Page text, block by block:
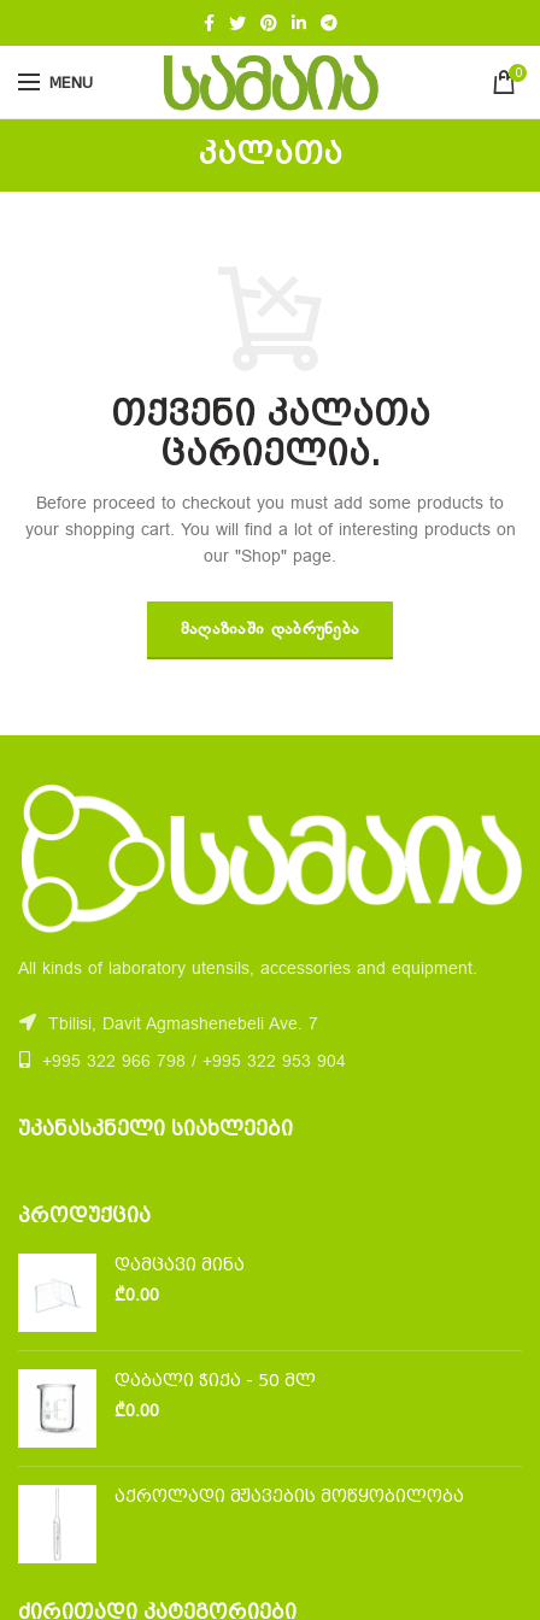
MENU 0
ᲙᲐᲚᲐᲗᲐ
თქვენი კალათა
ცარიელია.
Before proceed to checkout you must add some products to
your shopping cart. You will find a lot of interesting products on
our "Shop" page.
ᲛᲐᲦᲐᲖᲘᲐᲨᲘ ᲓᲐᲑᲠᲣᲜᲔᲑᲐ
All kinds of laboratory utensils, accessories and equipment.
Tbilisi, Davit Agmashenebeli Ave. 7
+995 322 966 798 / +995 322 953 904
ᲣᲙᲐᲜᲐᲡᲙᲜᲔᲚᲘ ᲡᲘᲐᲮᲚᲔᲔᲑᲘ
ᲞᲠᲝᲓᲣᲥᲪᲘᲐ
დამცავი მინა
₾0.00
დაბალი ჭიქა - 50 მლ
₾0.00
აქროლადი მჟავების მოწყობილობა
ᲫᲘᲠᲘᲗᲐᲓᲘ ᲙᲐᲢᲔᲒᲝᲠᲘᲔᲑᲘ